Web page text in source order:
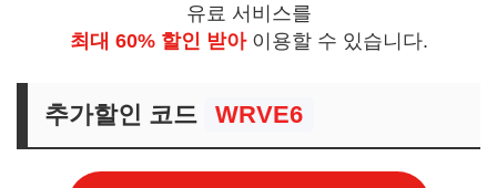
유료 서비스를
최대 60% 할인 받아이용할 수 있습니다.
추가할인 코드 WRVE6